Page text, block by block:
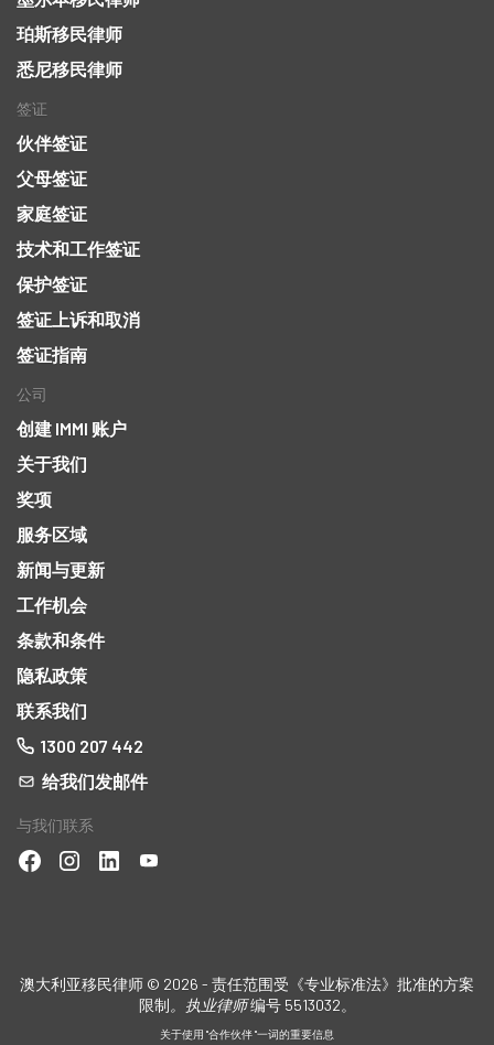
珀斯移民律师
悉尼移民律师
签证
伙伴签证
父母签证
家庭签证
技术和工作签证
保护签证
签证上诉和取消
签证指南
公司
创建 IMMI 账户
关于我们
奖项
服务区域
新闻与更新
工作机会
条款和条件
隐私政策
联系我们
1300 207 442
给我们发邮件
与我们联系
澳大利亚移民律师 © 2026 - 责任范围受《专业标准法》批准的方案
限制。执业律师编号 5513032。
关于使用 "合作伙伴 "一词的重要信息